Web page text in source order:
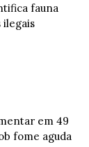
fauna
ilegais
em 49
fome aguda